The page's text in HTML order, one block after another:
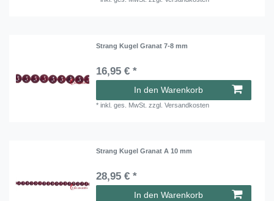
Strang Kugel Granat 7-8 mm
16,95 € *
In den Warenkorb
*inkl. ges. MwSt. zzgl.Versandkosten
Strang Kugel Granat A 10 mm
28,95 € *
In den Warenkorb